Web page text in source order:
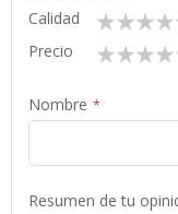
Calidad
1
star
2
stars
3
stars
4
Precio
1 2 3 4
Nombre
Resumen de tu